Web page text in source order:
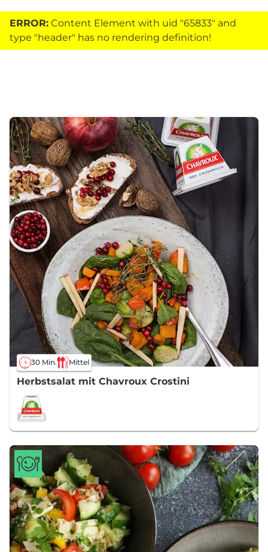
ERROR: Content Element with uid "65833" and
type "header" has no rendering definition!
30 Min. Mittel
Herbstsalat mit Chavroux Crostini